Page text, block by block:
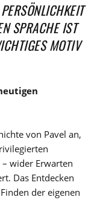
SPRACHE IST
MOTIV
von Pavel an,
wider Erwarten
Das Entdecken
der eigenen